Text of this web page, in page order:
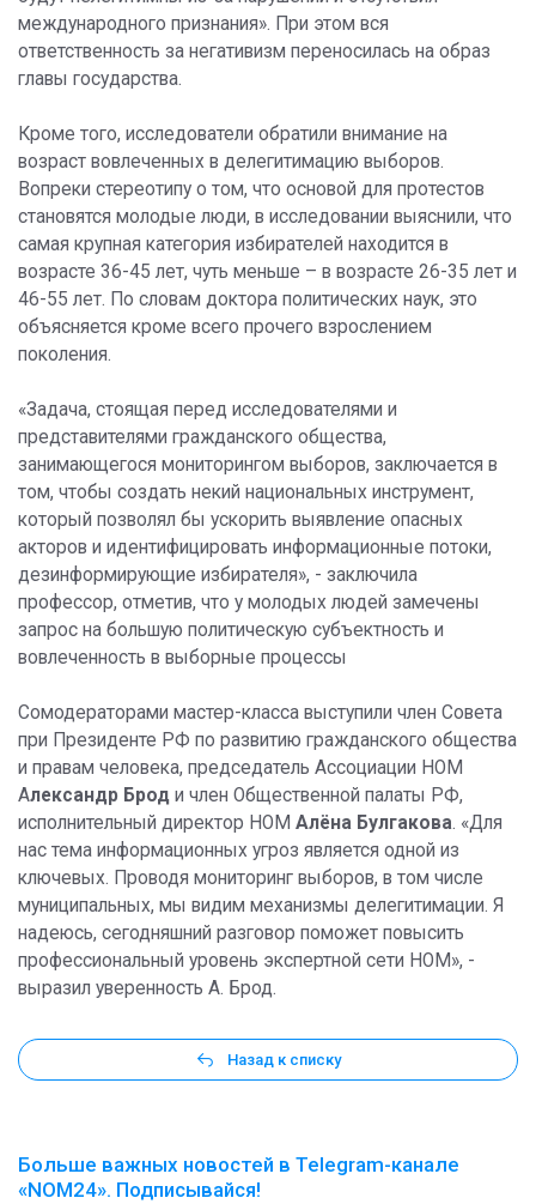
международного признания». При этом вся
ответственность за негативизм переносилась на образ
главы государства.
Кроме того, исследователи обратили внимание на
возраст вовлеченных в делегитимацию выборов.
Вопреки стереотипу о том, что основой для протестов
становятся молодые люди, в исследовании выяснили, что
самая крупная категория избирателей находится в
возрасте 36-45 лет, чуть меньше – в возрасте 26-35 лет и
46-55 лет. По словам доктора политических наук, это
объясняется кроме всего прочего взрослением
поколения.
«Задача, стоящая перед исследователями и
представителями гражданского общества,
занимающегося мониторингом выборов, заключается в
том, чтобы создать некий национальных инструмент,
который позволял бы ускорить выявление опасных
акторов и идентифицировать информационные потоки,
дезинформирующие избирателя», - заключила
профессор, отметив, что у молодых людей замечены
запрос на большую политическую субъектность и
вовлеченность в выборные процессы
Сомодераторами мастер-класса выступили член Совета
при Президенте РФ по развитию гражданского общества
и правам человека, председатель Ассоциации НОМ
Александр Брод и член Общественной палаты РФ,
исполнительный директор НОМ Алёна Булгакова. «Для
нас тема информационных угроз является одной из
ключевых. Проводя мониторинг выборов, в том числе
муниципальных, мы видим механизмы делегитимации. Я
надеюсь, сегодняшний разговор поможет повысить
профессиональный уровень экспертной сети НОМ», -
выразил уверенность А. Брод.
Назад к списку
Больше важных новостей в Telegram-канале
«NOM24». Подписывайся!